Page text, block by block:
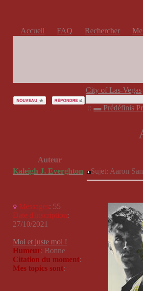
Accueil FAQ Rechercher
City of Las-Vegas
:: ▬ Prédéfinis
Auteur
Kaleigh J. Everghton
Messages: 55
Date d'inscription:
27/10/2021
Moi et juste moi !
Humeur: Bonne
Citation du moment:
Mes topics sont:
Sujet: Aaron